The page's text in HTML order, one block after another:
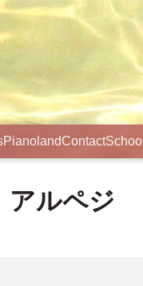
PianolandContactSchool
アルペジ